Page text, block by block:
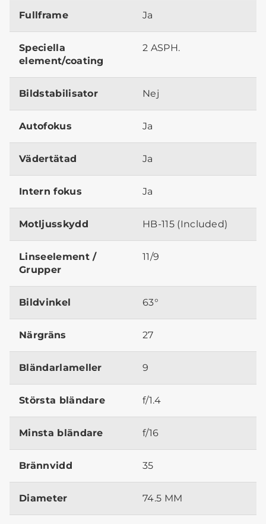
Fullframe Ja
Speciella
element/coating
2 ASPH.
Bildstabilisator Nej
Autofokus Ja
Vädertätad Ja
Intern fokus Ja
Motljusskydd HB-115 (Included)
Linseelement /
Grupper
11/9
Bildvinkel 63°
Närgräns 27
Bländarlameller 9
Största bländare f/1.4
Minsta bländare f/16
Brännvidd 35
Diameter 74.5 MM